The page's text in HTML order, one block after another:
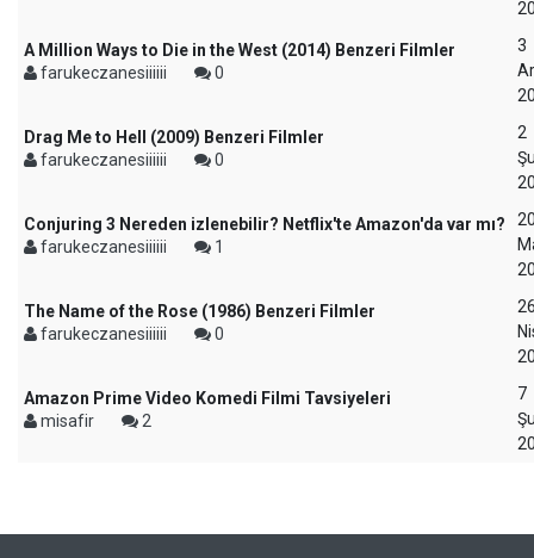
A Million Ways to Die in the West (2014) Benzeri Filmler
farukeczanesiiiiii
0
3
Drag Me to Hell (2009) Benzeri Filmler
farukeczanesiiiiii
0
2
Conjuring 3 Nereden izlenebilir? Netflix'te Amazon'da var mı?
farukeczanesiiiiii
1
The Name of the Rose (1986) Benzeri Filmler
farukeczanesiiiiii
0
Amazon Prime Video Komedi Filmi Tavsiyeleri
misafir
2
7